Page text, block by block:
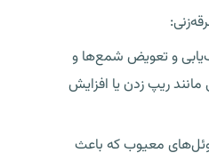
و تعویض شمع‌ها و
مانند ریپ زدن یا افزایش
معیوب که باعث